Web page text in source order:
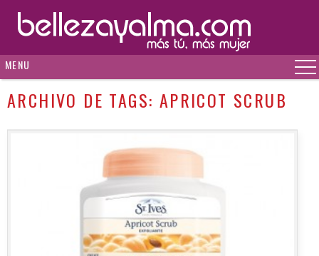
MENU
ARCHIVO DE TAGS: APRICOT SCRUB